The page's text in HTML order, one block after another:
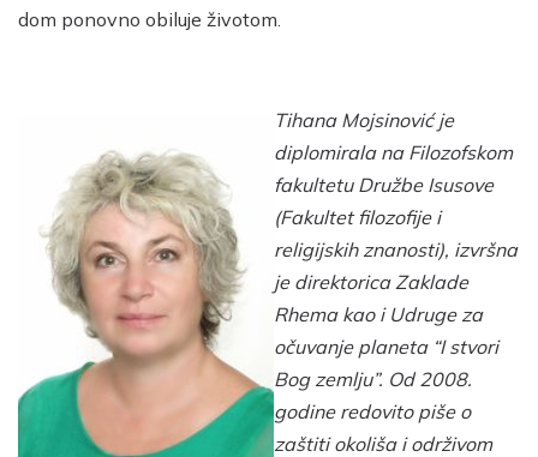
dom ponovno obiluje životom.
Tihana Mojsinović je
diplomirala na Filozofskom
fakultetu Družbe Isusove
(Fakultet filozofije i
religijskih znanosti), izvršna
je direktorica Zaklade
Rhema kao i Udruge za
očuvanje planeta “I stvori
Bog zemlju”. Od 2008.
godine redovito piše o
zaštiti okoliša i održivom